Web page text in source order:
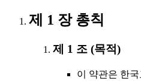
제 1 장 총칙
제 1 조 (목적)
이 약관은 한